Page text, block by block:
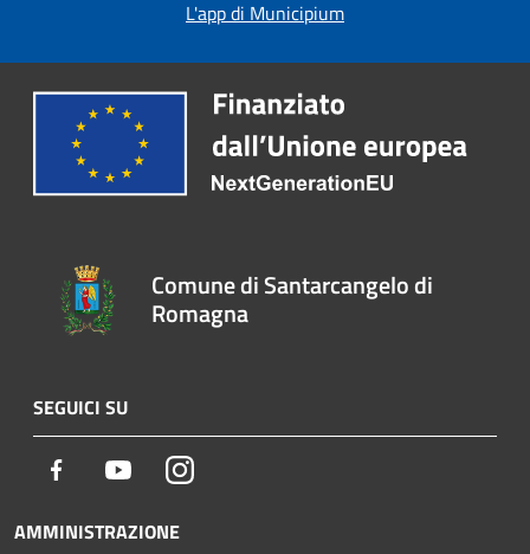
L'app di Municipium
Comune di Santarcangelo di
Romagna
SEGUICI SU
Facebook YoutubeInstagram
AMMINISTRAZIONE